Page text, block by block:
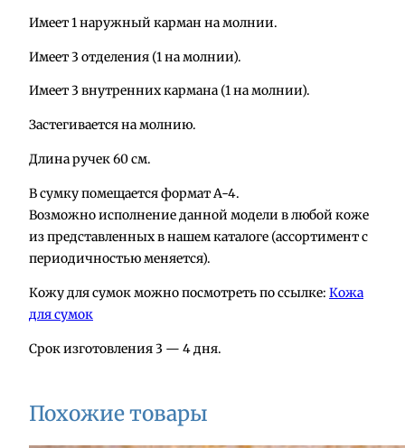
е
т
в
т
о
а
р
а
С
у
к
а
Имеет 1 наружный карман на молнии.
Имеет 3 отделения (1 на молнии).
Имеет 3 внутренних кармана (1 на молнии).
Застегивается на молнию.
Длина ручек 60 см.
В сумку помещается формат А-4.
Возможно исполнение данной модели в любой коже
из представленных в нашем каталоге (ассортимент с
периодичностью меняется).
Кожу для сумок можно посмотреть по ссылке: Кожа
для сумок
Срок изготовления 3 — 4 дня.
Похожие товары